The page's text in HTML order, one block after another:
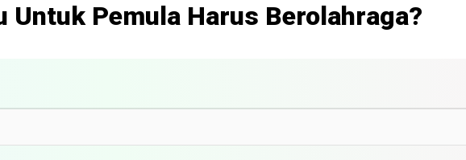
Untuk Pemula Harus Berolahraga?